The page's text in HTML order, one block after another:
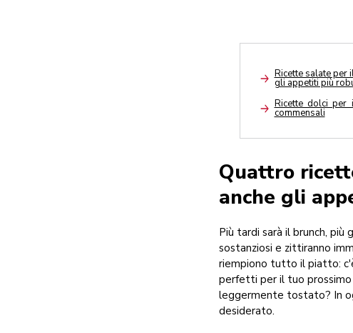
Arrow
Ricette salate per
gli appetiti più
Arrow
Ricette dolci per
commensali
Quattro
anche gli
Più tardi sarà il brunch,
sostanziosi e zittiranno
riempiono tutto il piatto:
perfetti per il tuo prossimo
leggermente tostato? In
desiderato.